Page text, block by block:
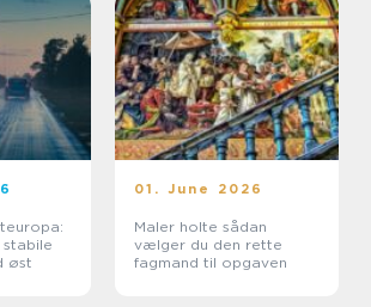
stabile
øst
01. June 2026
Maler holte sådan
vælger du den rette
fagmand til opgaven